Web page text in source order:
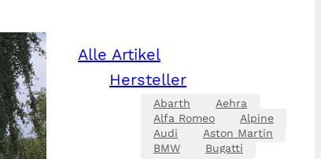
Alle Artikel
Hersteller
Abarth
Aehra
Alfa Romeo
Alpine
Audi
Aston Martin
BMW
Bugatti